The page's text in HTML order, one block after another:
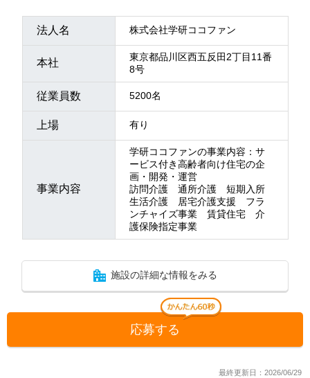
法人名 株式会社学研ココファン
本社
東京都品川区西五反田2丁目11番
8号
従業員数 5200名
上場 有り
事業内容
学研ココファンの事業内容：サ
ービス付き高齢者向け住宅の企
画・開発・運営
訪問介護 通所介護 短期入所
生活介護 居宅介護支援 フラ
ンチャイズ事業 賃貸住宅 介
護保険指定事業
施設の詳細な情報をみる
応募する
最終更新日：2026/06/29